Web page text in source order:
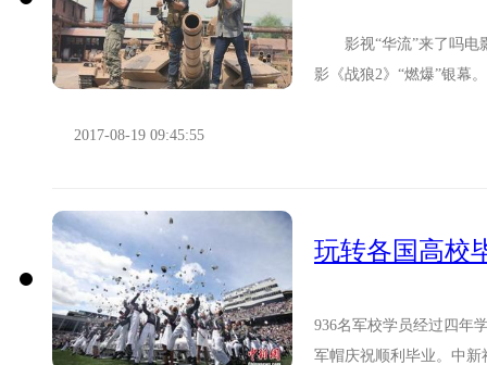
影视“华流”来了吗电
影《战狼2》“燃爆”银幕
2017-08-19 09:45:55
玩转各国高校
936名军校学员经过四年
军帽庆祝顺利毕业。中